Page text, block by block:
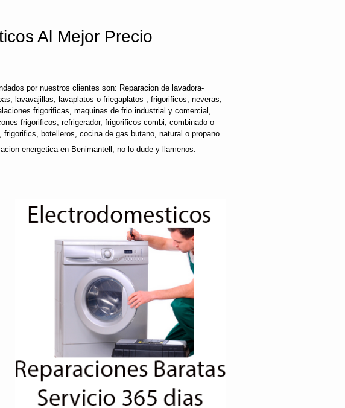
Al Mejor Precio
por nuestros clientes son: Reparacion de lavadora-
lavavajillas, lavaplatos o friegaplatos , frigorificos, neveras,
frigorificas, maquinas de frio industrial y comercial,
frigorificos, refrigerador, frigorificos combi, combinado o
frigorifics, botelleros, cocina de gas butano, natural o propano
energetica en Benimantell, no lo dude y llamenos.